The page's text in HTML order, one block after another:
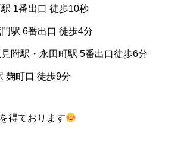
1番出口 徒歩10秒
駅 6番出口 徒歩4分
附駅・永田町駅 5番出口徒歩6分
麹町口 徒歩9分
得ております